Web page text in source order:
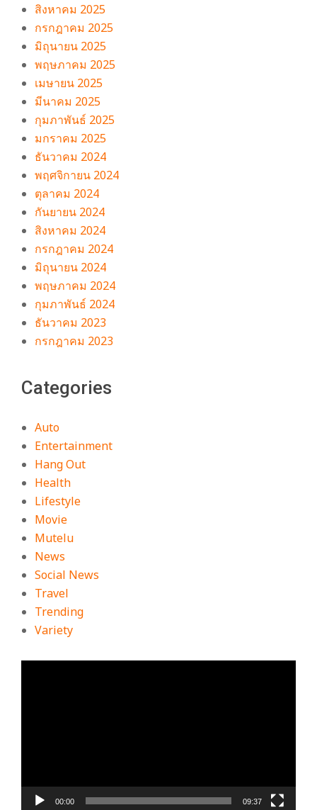
สิงหาคม 2025
กรกฎาคม 2025
มิถุนายน 2025
พฤษภาคม 2025
เมษายน 2025
มีนาคม 2025
กุมภาพันธ์ 2025
มกราคม 2025
ธันวาคม 2024
พฤศจิกายน 2024
ตุลาคม 2024
กันยายน 2024
สิงหาคม 2024
กรกฎาคม 2024
มิถุนายน 2024
พฤษภาคม 2024
กุมภาพันธ์ 2024
ธันวาคม 2023
กรกฎาคม 2023
Categories
Auto
Entertainment
Hang Out
Health
Lifestyle
Movie
Mutelu
News
Social News
Travel
Trending
Variety
00:00 09:37